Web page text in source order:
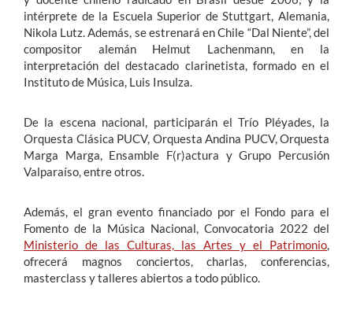
intérprete de la Escuela Superior de Stuttgart, Alemania,
Nikola Lutz. Además, se estrenará en Chile “Dal Niente”, del
compositor alemán Helmut Lachenmann, en la
interpretación del destacado clarinetista, formado en el
Instituto de Música, Luis Insulza.
De la escena nacional, participarán el Trío Pléyades, la
Orquesta Clásica PUCV, Orquesta Andina PUCV, Orquesta
Marga Marga, Ensamble F(r)actura y Grupo Percusión
Valparaíso, entre otros.
Además, el gran evento financiado por el Fondo para el
Fomento de la Música Nacional, Convocatoria 2022 del
Ministerio de las Culturas, las Artes y el Patrimonio,
ofrecerá magnos conciertos, charlas, conferencias,
masterclass y talleres abiertos a todo público.